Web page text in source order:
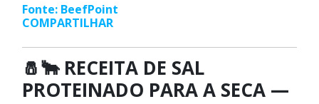
Fonte: BeefPoint
COMPARTILHAR
🧂🐂 RECEITA DE SAL
PROTEINADO PARA A SECA —